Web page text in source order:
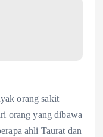
orang sakit
orang yang dibawa
ahli Taurat dan